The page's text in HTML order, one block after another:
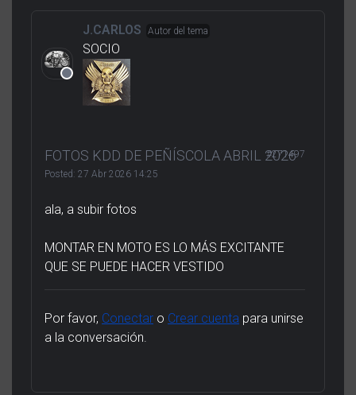
J.CARLOS Autor del tema
SOCIO
FOTOS KDD DE PEÑÍSCOLA ABRIL 2026
Posted: 27 Abr 2026 14:25
#271497
ala, a subir fotos
MONTAR EN MOTO ES LO MÁS EXCITANTE
QUE SE PUEDE HACER VESTIDO
Por favor, Conectar o Crear cuenta para unirse
a la conversación.